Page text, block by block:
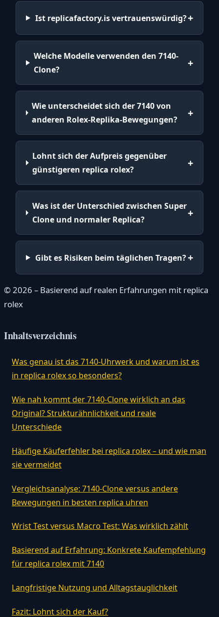
Ist replicafactory.is vertrauenswürdig?
Welche Modelle verwenden den 7140-
Clone?
Wie unterscheidet sich der 7140 von
anderen Rolex-Replika-Bewegungen?
Lohnt sich der Aufpreis gegenüber
günstigeren replica rolex?
Was ist der Unterschied zwischen Super
Clone und normaler Replica?
Gibt es Risiken beim täglichen Tragen?
© 2026 – Basierend auf realen Erfahrungen mit replica
rolex
Inhaltsverzeichnis
Was genau ist das 7140-Uhrwerk und warum ist es
in replica rolex so besonders?
Wie nah kommt der 7140-Clone wirklich an das
Original? Strukturähnlichkeit und reale
Unterschiede
Häufige Käuferfehler bei replica rolex – und wie man
sie vermeidet
Vergleichsanalyse: 7140-Clone versus andere
Bewegungen in besten replica uhren
Wrist Test versus Macro Test: Was wirklich zählt
Basierend auf Erfahrung: Konkrete Kaufempfehlung
für replica rolex mit 7140
Langfristige Nutzung und Alltagstauglichkeit
Fazit: Lohnt sich der Kauf?